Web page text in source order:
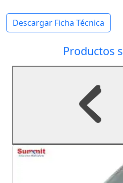
Descargar Ficha Técnica
Productos